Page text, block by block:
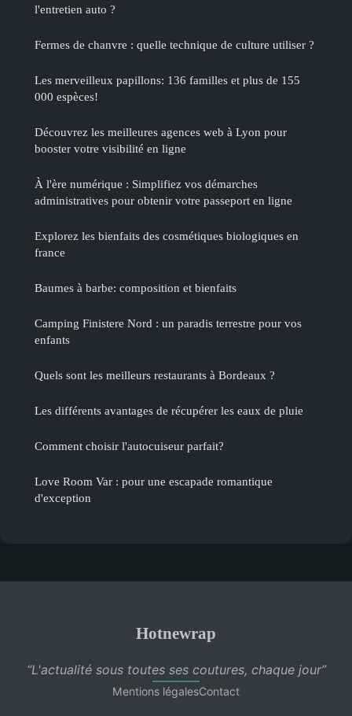
l'entretien auto ?
Fermes de chanvre : quelle technique de culture utiliser ?
Les merveilleux papillons: 136 familles et plus de 155
000 espèces!
Découvrez les meilleures agences web à Lyon pour
booster votre visibilité en ligne
À l'ère numérique : Simplifiez vos démarches
administratives pour obtenir votre passeport en ligne
Explorez les bienfaits des cosmétiques biologiques en
france
Baumes à barbe: composition et bienfaits
Camping Finistere Nord : un paradis terrestre pour vos
enfants
Quels sont les meilleurs restaurants à Bordeaux ?
Les différents avantages de récupérer les eaux de pluie
Comment choisir l'autocuiseur parfait?
Love Room Var : pour une escapade romantique
d'exception
Hotnewrap
“L'actualité sous toutes ses coutures, chaque jour”
Mentions légalesContact